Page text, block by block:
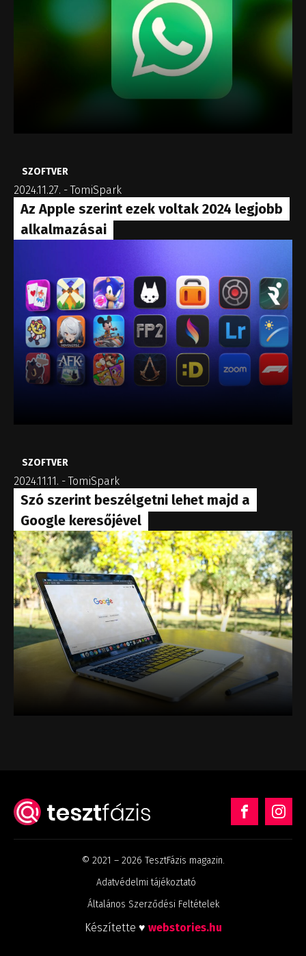
SZOFTVER
2024.11.27. -TomiSpark
Az Apple szerint ezek voltak 2024 legjobb
alkalmazásai
SZOFTVER
2024.11.11. -TomiSpark
Szó szerint beszélgetni lehet majd a
Google keresőjével
© 2021 – 2026 TesztFázis magazin.
Adatvédelmi tájékoztató
Általános Szerződési Feltételek
Készítette ♥ webstories.hu